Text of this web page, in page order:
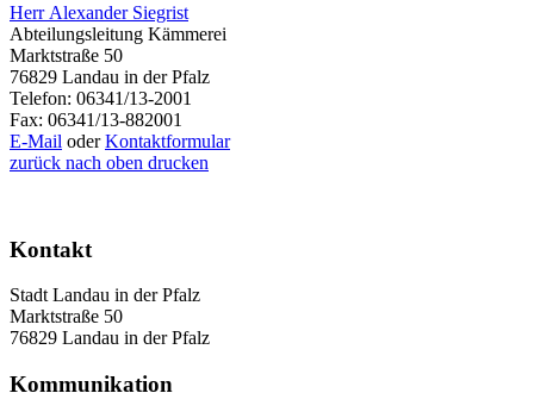
Herr Alexander Siegrist
Abteilungsleitung Kämmerei
Marktstraße 50
76829 Landau in der Pfalz
Telefon: 06341/13-2001
Fax: 06341/13-882001
E-Mail oderKontaktformular
zurück nach oben drucken
Kontakt
Stadt Landau in der Pfalz
Marktstraße 50
76829 Landau in der Pfalz
Kommunikation